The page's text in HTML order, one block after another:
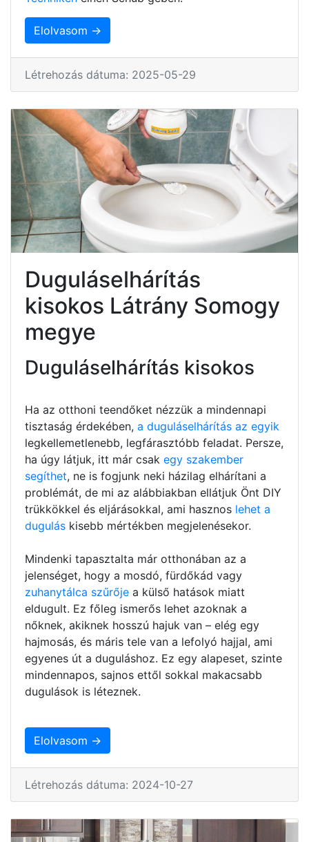
Elolvasom →
Létrehozás dátuma: 2025-05-29
Duguláselhárítás
kisokos Látrány Somogy
megye
Duguláselhárítás kisokos
Ha az otthoni teendőket nézzük a mindennapi
tisztaság érdekében, a duguláselhárítás az egyik
legkellemetlenebb, legfárasztóbb feladat. Persze,
ha úgy látjuk, itt már csak egy szakember
segíthet, ne is fogjunk neki házilag elhárítani a
problémát, de mi az alábbiakban ellátjuk Önt DIY
trükkökkel és eljárásokkal, ami hasznos lehet a
dugulás kisebb mértékben megjelenésekor.
Mindenki tapasztalta már otthonában az a
jelenséget, hogy a mosdó, fürdőkád vagy
zuhanytálca szűrője a külső hatások miatt
eldugult. Ez főleg ismerős lehet azoknak a
nőknek, akiknek hosszú hajuk van – elég egy
hajmosás, és máris tele van a lefolyó hajjal, ami
egyenes út a duguláshoz. Ez egy alapeset, szinte
mindennapos, sajnos ettől sokkal makacsabb
dugulások is léteznek.
Elolvasom →
Létrehozás dátuma: 2024-10-27